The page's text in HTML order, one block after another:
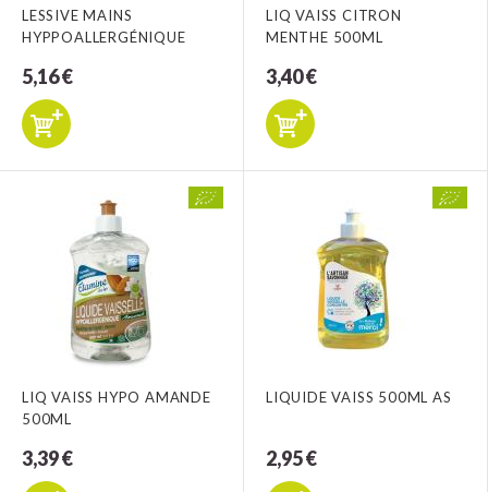
LESSIVE MAINS
HYPPOALLERGÉNIQUE
5,16 €
LIQ VAISS CITRON
MENTHE 500ML
3,40 €
LIQ VAISS HYPO AMANDE
500ML
3,39 €
LIQUIDE VAISS 500ML AS
2,95 €